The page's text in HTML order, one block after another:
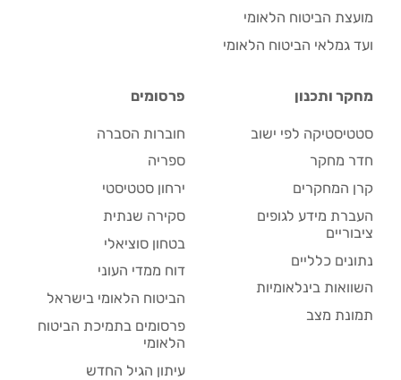
מועצת הביטוח הלאומי
ועד גמלאי הביטוח הלאומי
מחקר ותכנון
סטטיסטיקה לפי ישוב
חדר מחקר
קרן המחקרים
העברת מידע לגופים
ציבוריים
נתונים כלליים
השוואות בינלאומיות
תמונת מצב
פרסומים
חוברות הסברה
ספריה
ירחון סטטיסטי
סקירה שנתית
בטחון סוציאלי
דוח ממדי העוני
הביטוח הלאומי בישראל
פרסומים בתמיכת הביטוח
הלאומי
עיתון הגיל החדש